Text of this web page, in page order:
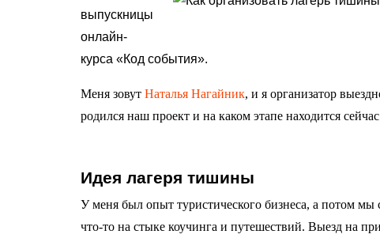
выпускницы
онлайн-
курса «Код события».
Меня зовут Наталья Нагайник, и я организатор
родился наш проект и на каком этапе находится
Идея лагеря тишины
У меня был опыт туристического бизнеса, а потом мы
что-то на стыке коучинга и путешествий. Выезд на